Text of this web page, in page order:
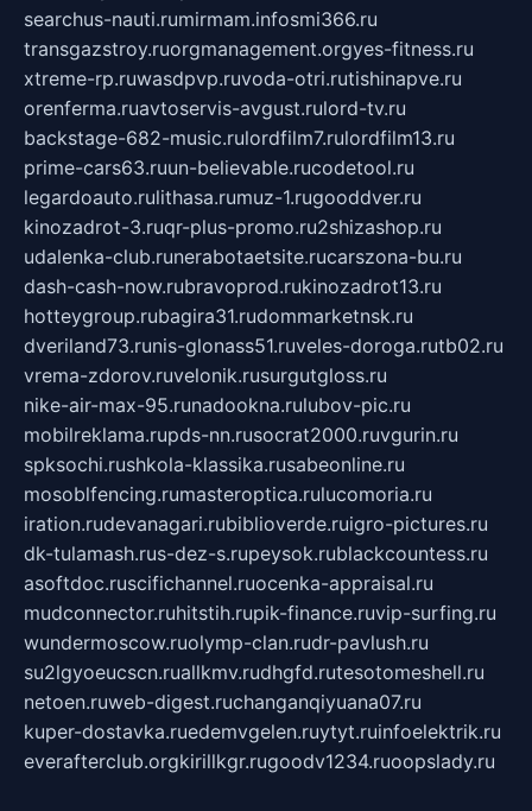
searchus-nauti.rumirmam.infosmi366.ru
transgazstroy.ruorgmanagement.orgyes-fitness.ru
xtreme-rp.ruwasdpvp.ruvoda-otri.rutishinapve.ru
orenferma.ruavtoservis-avgust.rulord-tv.ru
backstage-682-music.rulordfilm7.rulordfilm13.ru
prime-cars63.ruun-believable.rucodetool.ru
legardoauto.rulithasa.rumuz-1.rugooddver.ru
kinozadrot-3.ruqr-plus-promo.ru2shizashop.ru
udalenka-club.runerabotaetsite.rucarszona-bu.ru
dash-cash-now.rubravoprod.rukinozadrot13.ru
hotteygroup.rubagira31.rudommarketnsk.ru
dveriland73.runis-glonass51.ruveles-doroga.rutb02.ru
vrema-zdorov.ruvelonik.rusurgutgloss.ru
nike-air-max-95.runadookna.rulubov-pic.ru
mobilreklama.rupds-nn.rusocrat2000.ruvgurin.ru
spksochi.rushkola-klassika.rusabeonline.ru
mosoblfencing.rumasteroptica.rulucomoria.ru
iration.rudevanagari.rubiblioverde.ruigro-pictures.ru
dk-tulamash.rus-dez-s.rupeysok.rublackcountess.ru
asoftdoc.ruscifichannel.ruocenka-appraisal.ru
mudconnector.ruhitstih.rupik-finance.ruvip-surfing.ru
wundermoscow.ruolymp-clan.rudr-pavlush.ru
su2lgyoeucscn.ruallkmv.rudhgfd.rutesotomeshell.ru
netoen.ruweb-digest.ruchanganqiyuana07.ru
kuper-dostavka.ruedemvgelen.ruytyt.ruinfoelektrik.ru
everafterclub.orgkirillkgr.rugoodv1234.ruoopslady.ru